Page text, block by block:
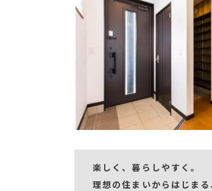
楽しく、暮らしやすく。
理想の住まいからはじま